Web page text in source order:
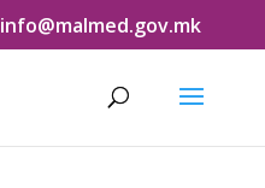
info@malmed.gov.mk